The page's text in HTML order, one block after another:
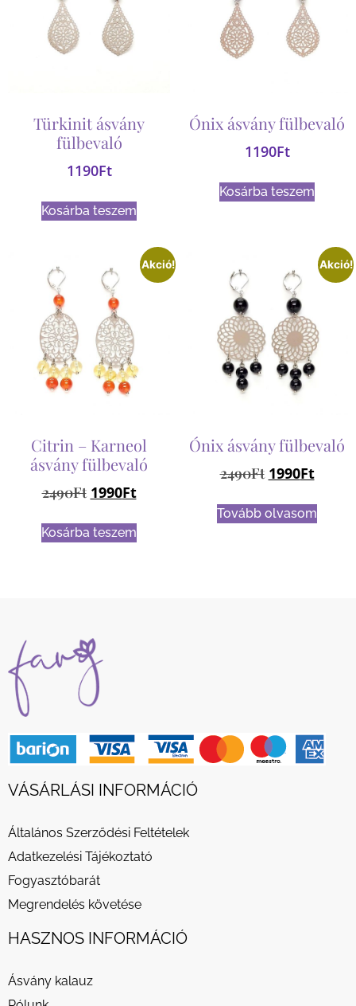
Türkinit ásvány
fülbevaló
1190Ft
Kosárba teszem
Ónix ásvány fülbevaló
1190Ft
Kosárba teszem
Akció!
Citrin – Karneol
ásvány fülbevaló
2490Ft 1990Ft
Kosárba teszem
Akció!
Ónix ásvány fülbevaló
2490Ft 1990Ft
Tovább olvasom
VÁSÁRLÁSI INFORMÁCIÓ
Általános Szerződési Feltételek
Adatkezelési Tájékoztató
Fogyasztóbarát
Megrendelés követése
HASZNOS INFORMÁCIÓ
Ásvány kalauz